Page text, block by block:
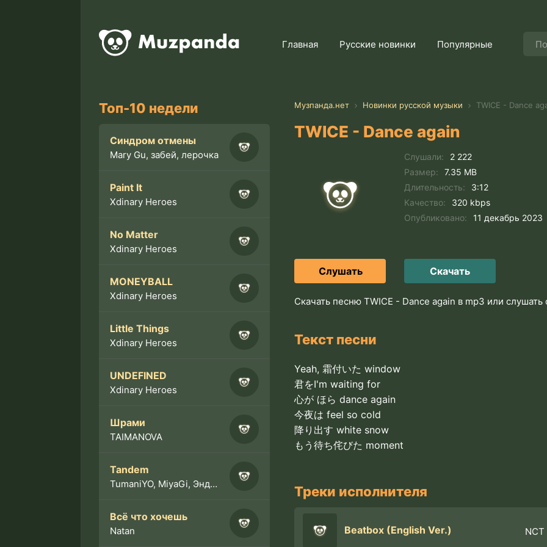
Главная Русские новинки Популярные
Топ-10 недели
Синдром отмены
Mary Gu, забей, лерочка
Paint It
Xdinary Heroes
No Matter
Xdinary Heroes
MONEYBALL
Xdinary Heroes
Little Things
Xdinary Heroes
UNDEFINED
Xdinary Heroes
Шрами
TAIMANOVA
Tandem
TumaniYO, MiyaGi, Эндшпиль
Всё что хочешь
Natan
Музпанда.нет Новинки русской музыки TWICE - Dance
TWICE - Dance again
Слушали:
2 222
Размер:
7.35 MB
Длительность:
3:12
Качество:
320 kbps
Опубликовано:
11 декабрь 2023
Слушать Скачать
Скачать песню TWICE - Dance again в mp3 или слушать
Текст песни
Yeah, 霜付いた window
君をI'm waiting for
心が ほら dance again
今夜は feel so cold
降り出す white snow
もう待ち侘びた moment
Треки исполнителя
Beatbox (English Ver.) NCT